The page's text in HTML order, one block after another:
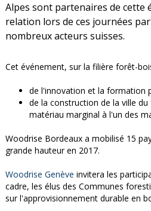
Alpes sont partenaires de
relation lors de ces journées
nombreux acteurs suisses.
Cet événement, sur la filière forêt-
de l'innovation et la formation
de la construction de la ville
matériau marginal à l'un des
Woodrise Bordeaux a mobilisé 15
grande hauteur en 2017.
Woodrise Genève invitera les
cadre, les élus des Communes
sur l'approvisionnement durable en